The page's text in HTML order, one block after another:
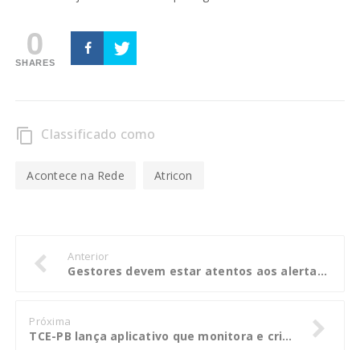
0
SHARES
content_copy Classificado como
Acontece na Rede Atricon
Anterior
Gestores devem estar atentos aos alertas publicados nas edições diárias do DOC
Próxima
TCE-PB lança aplicativo que monitora e cria ranking de gastos com pessoal pelas Prefeituras e Câmaras